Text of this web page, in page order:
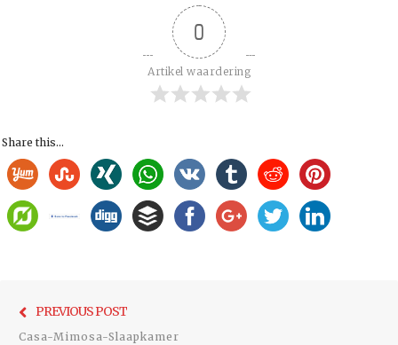
0
Artikel waardering
Share this...
navigatie
PREVIOUS POST
Casa-Mimosa-Slaapkamer